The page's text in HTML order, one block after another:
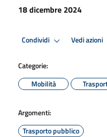
18 dicembre 2024
Condividi Vedi azioni
Categorie:
Mobilità
Argomenti:
Trasporto pubblico